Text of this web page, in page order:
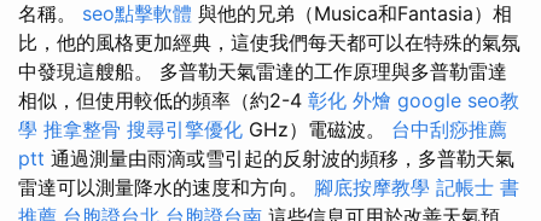
名稱。 seo點擊軟體 與他的兄弟（Musica和Fantasia）相
比，他的風格更加經典，這使我們每天都可以在特殊的氣氛
中發現這艘船。 多普勒天氣雷達的工作原理與多普勒雷達
相似，但使用較低的頻率（約2-4 彰化 外燴 google seo教
學 推拿整骨 搜尋引擎優化 GHz）電磁波。 台中刮痧推薦
ptt 通過測量由雨滴或雪引起的反射波的頻移，多普勒天氣
雷達可以測量降水的速度和方向。 腳底按摩教學 記帳士 書
推薦 台胞證台北 台胞證台南 這些信息可用於改善天氣預